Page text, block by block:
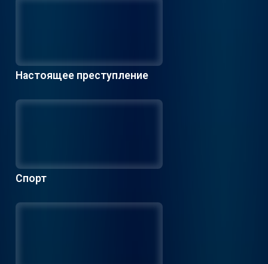
Настоящее преступление
Спорт